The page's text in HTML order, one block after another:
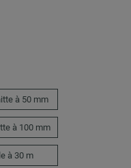
à 50 mm
à 100 mm
à 30 m